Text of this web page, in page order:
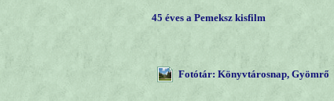
45 éves a Pemeksz kisfilm
Fotótár: Könyvtárosnap, Gyömrő